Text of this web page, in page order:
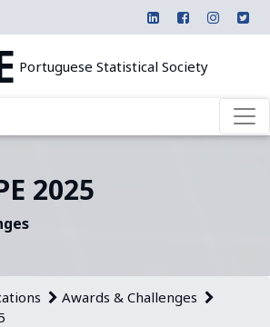
Portuguese Statistical Society
2025
Awards & Challenges